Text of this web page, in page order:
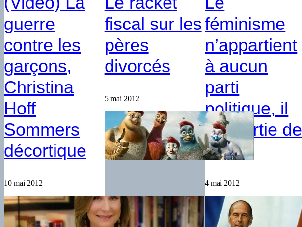
guerre
contre les
garçons,
Christina
Hoff
Sommers
décortique
10 mai 2012
fiscal sur les
pères
divorcés
5 mai 2012
féminisme
n’appartient
à aucun
parti
politique, il
fait partie de
tous
4 mai 2012